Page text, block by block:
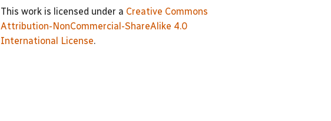
This work is licensed under a Creative Commons
Attribution-NonCommercial-ShareAlike 4.0
International License.